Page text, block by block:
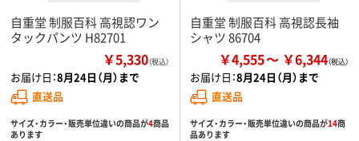
自重堂 制服百科 高視認ワン
タックパンツ H82701
￥5,330（税込）
お届け日：8月24日（月）まで
直送品
サイズ・カラー・販売単位違いの商品が4商品
あります
自重堂 制服百科 高視認長袖
シャツ 86704
￥4,555 ￥6,344
お届け日：8月24日（月）まで
直送品
サイズ・カラー・販売単位違いの商品が14商
品あります